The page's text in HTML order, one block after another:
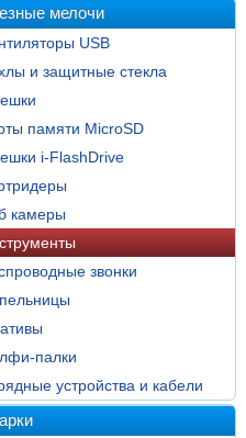
мелочи
USB
и защитные стекла
памяти MicroSD
i-FlashDrive
камеры
звонки
палки
устройства и кабели